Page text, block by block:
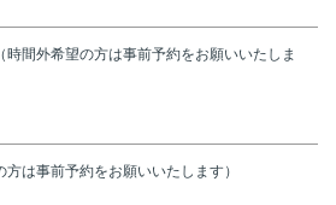
間外希望の方は事前予約をお願いいたしま
は事前予約をお願いいたします）